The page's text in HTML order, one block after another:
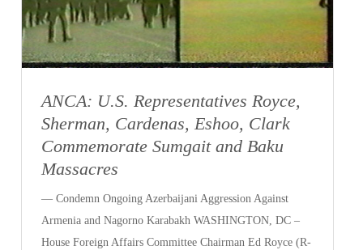
ANCA: U.S. Representatives Royce,
Sherman, Cardenas, Eshoo, Clark
Commemorate Sumgait and Baku
Massacres
— Condemn Ongoing Azerbaijani Aggression Against
Armenia and Nagorno Karabakh WASHINGTON, DC –
House Foreign Affairs Committee Chairman Ed Royce (R-